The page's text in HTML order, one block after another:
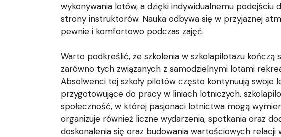
wykonywania lotów, a dzięki indywidualnemu
strony instruktorów. Nauka odbywa się w przyjaznej
pewnie i komfortowo podczas zajęć.
Warto podkreślić, że szkolenia w szkolapilotazu
zarówno tych związanych z samodzielnymi lotami
Absolwenci tej szkoły pilotów często kontynuują swoje
przygotowujące do pracy w liniach lotniczych.
społeczność, w której pasjonaci lotnictwa mogą
organizuje również liczne wydarzenia, spotkania oraz
doskonalenia się oraz budowania wartościowych relacji